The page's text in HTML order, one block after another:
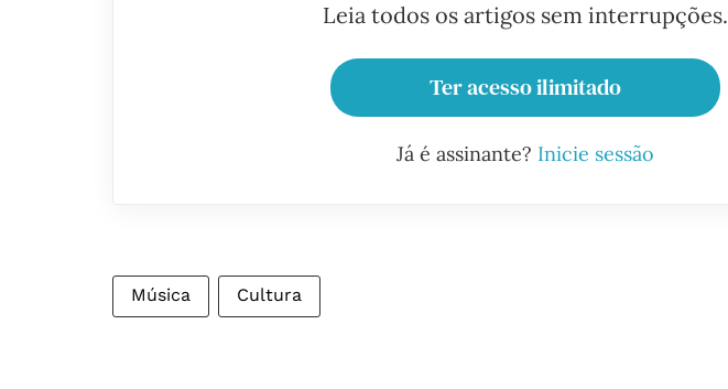
Leia todos os artigos sem interrupções.
Ter acesso ilimitado
Já é assinante? Inicie sessão
Música Cultura